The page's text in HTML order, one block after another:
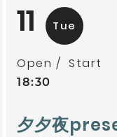
11 Tue
Open Start
18:30
夕夕夜